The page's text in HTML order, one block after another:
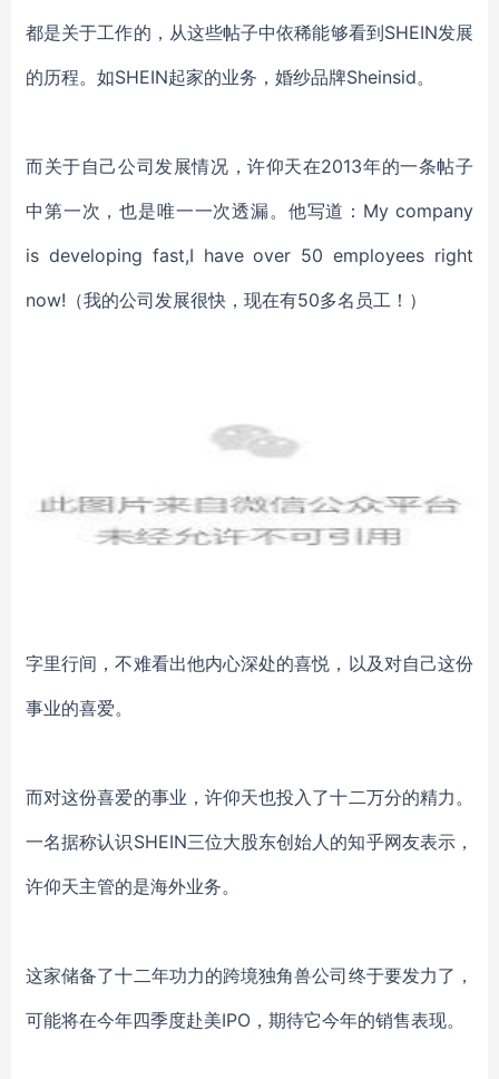
都是关于工作的，从这些帖子中依稀能够看到SHEIN发展
的历程。如SHEIN起家的业务，婚纱品牌Sheinsid。
而关于自己公司发展情况，许仰天在2013年的一条帖子
中第一次，也是唯一一次透漏。他写道：My company
is developing fast,I have over 50 employees right
now!（我的公司发展很快，现在有50多名员工！）
字里行间，不难看出他内心深处的喜悦，以及对自己这份
事业的喜爱。
而对这份喜爱的事业，许仰天也投入了十二万分的精力。
一名据称认识SHEIN三位大股东创始人的知乎网友表示，
许仰天主管的是海外业务。
这家储备了十二年功力的跨境独角兽公司终于要发力了，
可能将在今年四季度赴美IPO，期待它今年的销售表现。